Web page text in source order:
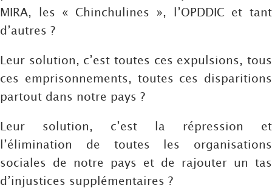
MIRA, les « Chinchulines », l’OPDDIC et tant
d’autres ?
Leur solution, c’est toutes ces expulsions, tous
ces emprisonnements, toutes ces disparitions
partout dans notre pays ?
Leur solution, c’est la répression et
l’élimination de toutes les organisations
sociales de notre pays et de rajouter un tas
d’injustices supplémentaires ?